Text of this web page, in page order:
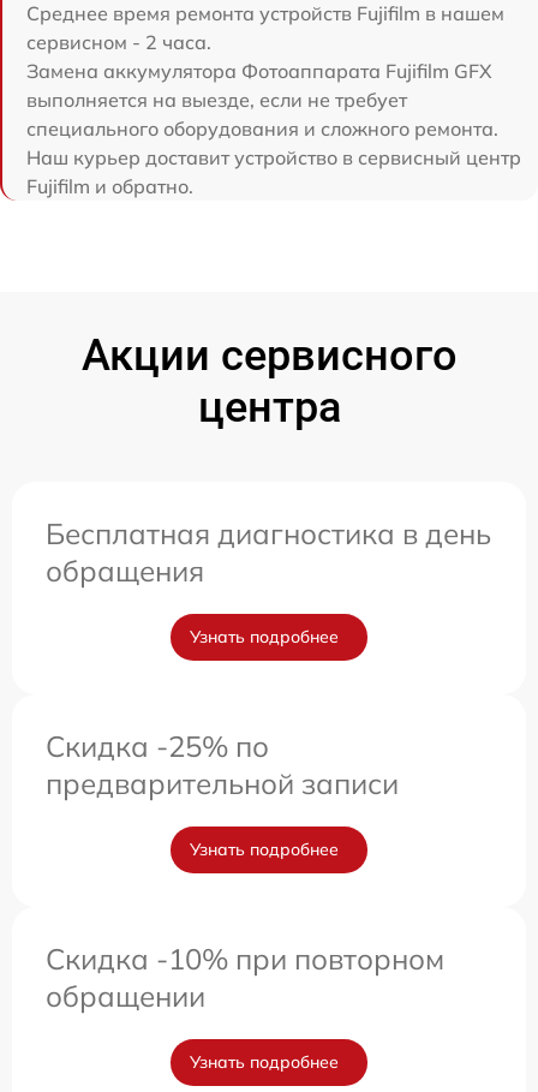
Среднее время ремонта устройств Fujifilm в нашем
сервисном - 2 часа.
Замена аккумулятора Фотоаппарата Fujifilm GFX
выполняется на выезде, если не требует
специального оборудования и сложного ремонта.
Наш курьер доставит устройство в сервисный центр
Fujifilm и обратно.
Акции сервисного
центра
Бесплатная диагностика в день
обращения
Узнать подробнее
Скидка -25% по
предварительной записи
Узнать подробнее
Скидка -10% при повторном
обращении
Узнать подробнее